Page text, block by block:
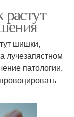
шишки,
лучезапястном
патологии.